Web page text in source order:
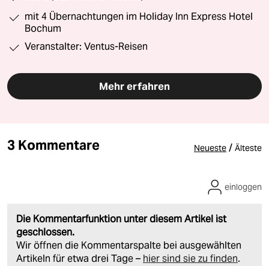
mit 4 Übernachtungen im Holiday Inn Express Hotel
Bochum
Veranstalter: Ventus-Reisen
Mehr erfahren
3 Kommentare Neueste / Älteste
Die Kommentarfunktion unter diesem Artikel ist
geschlossen.
Wir öffnen die Kommentarspalte bei ausgewählten
Artikeln für etwa drei Tage – hier sind sie zu finden.
einloggen